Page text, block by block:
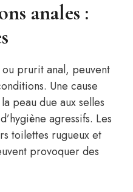
anales :
ou prurit anal, peuvent
Une cause
peau due aux selles
agressifs. Les
toilettes rugueux et
provoquer des